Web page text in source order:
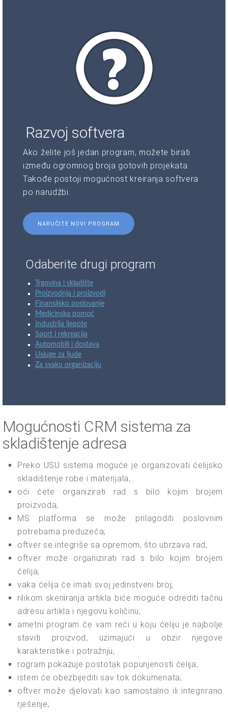
Razvoj softvera
Ako želite još jedan program, možete birati
između ogromnog broja gotovih projekata.
Takođe postoji mogućnost kreiranja softvera
po narudžbi.
NARUČITE NOVI PROGRAM
Odaberite drugi program
Trgovina i skladište
Proizvodnja i proizvodi
Finansijsko poslovanje
Medicinska pomoć
Industrija ljepote
Sport i rekreacija
Automobili i dostava
Usluge za ljude
Za svaku organizaciju
Mogućnosti CRM sistema za
skladištenje adresa
Preko USU sistema moguće je organizovati ćelijsko
skladištenje robe i materijala;
oći ćete organizirati rad s bilo kojim brojem
proizvoda;
MS platforma se može prilagoditi poslovnim
potrebama preduzeća;
oftver se integriše sa opremom, što ubrzava rad;
oftver može organizirati rad s bilo kojim brojem
ćelija;
vaka ćelija će imati svoj jedinstveni broj;
rilikom skeniranja artikla biće moguće odrediti tačnu
adresu artikla i njegovu količinu;
ametni program će vam reći u koju ćeliju je najbolje
staviti proizvod, uzimajući u obzir njegove
karakteristike i potražnju;
rogram pokazuje postotak popunjenosti ćelija;
istem će obezbijediti sav tok dokumenata;
oftver može djelovati kao samostalno ili integrirano
rješenje;